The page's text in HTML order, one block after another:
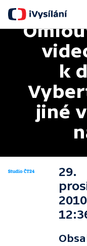
k
jiné
29.
2010